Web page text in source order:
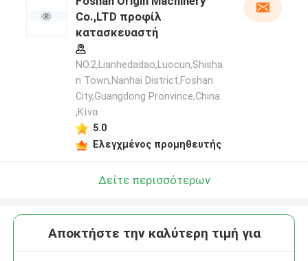
Co.,LTD προφίλ
κατασκευαστή
NO.2,Lianhedadao,Luocun,Shisha
n Town,Nanhai District,Foshan
City,Guangdong Pronvince,China
,Κίνα
5.0
Ελεγχμένος προμηθευτής
Δείτε περισσότερων
Αποκτήστε την καλύτερη τιμή για